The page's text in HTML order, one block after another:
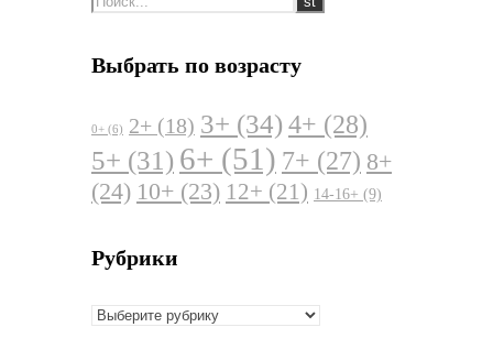
Выбрать по возрасту
0+ (6) 2+ (18) 3+ (34) 4+ (28)
5+ (31) 6+ (51) 7+ (27) 8+
(24) 10+ (23) 12+ (21) 14-16+ (9)
Рубрики
Рубрики